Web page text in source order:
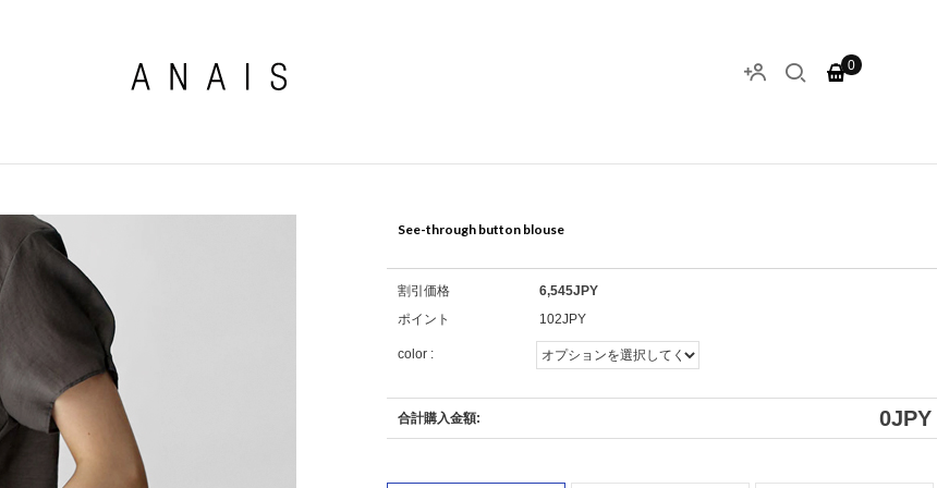
0
See-through button blouse
割引価格
6,545JPY
ポイント
102JPY
color :
合計購入金額: 0JPY